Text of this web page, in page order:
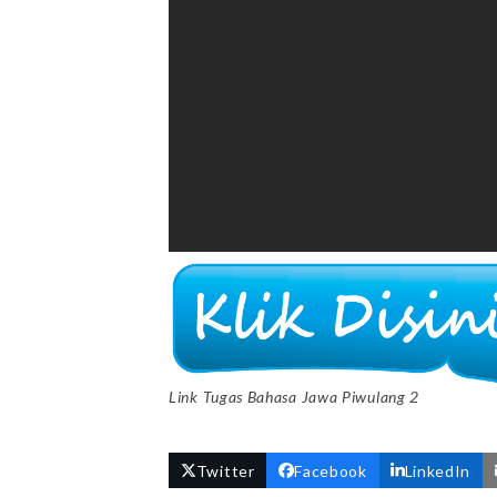
Link Tugas Bahasa Jawa Piwulang 2
Twitter Facebook LinkedIn